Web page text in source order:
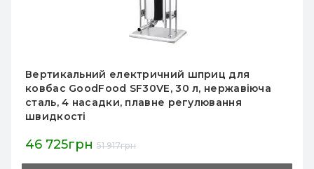
Шприц для ковбас Hurakan HKN-ISV7P 7 л
вертикальний, нерж. сталь, чорний, насадки
Ø13/18/28/35 мм, 300х300х795 мм
7 015грн 8 253грн